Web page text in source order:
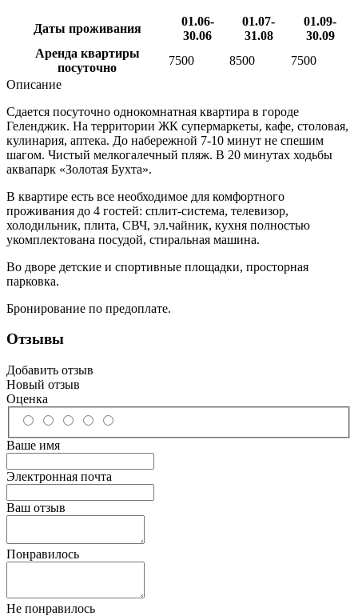
Даты проживания
01.06-
30.06
01.07-
31.08
01.09-
30.09
Аренда квартиры
посуточно
7500 8500
7500
Описание
Сдается посуточно однокомнатная квартира в городе
Геленджик. На территории ЖК супермаркеты, кафе, столовая,
кулинария, аптека. До набережной 7-10 минут не спешим
шагом. Чистый мелкогалечный пляж. В 20 минутах ходьбы
аквапарк «Золотая Бухта».
В квартире есть все необходимое для комфортного
проживания до 4 гостей: сплит-система, телевизор,
холодильник, плита, СВЧ, эл.чайник, кухня полностью
укомплектована посудой, стиральная машина.
Во дворе детские и спортивные площадки, просторная
парковка.
Бронирование по предоплате.
Отзывы
Добавить отзыв
Новый отзыв
Оценка
Ваше имя
Электронная почта
Ваш отзыв
Понравилось
Не понравилось